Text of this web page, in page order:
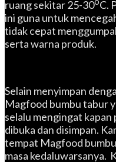
ruang sekitar 25-30 C.
ini guna untuk
tidak cepat
serta warna produk.
Selain menyimpan
Magfood bumbu tabur
selalu mengingat
dibuka dan disimpan.
tempat Magfood
masa kedaluwarsanya.